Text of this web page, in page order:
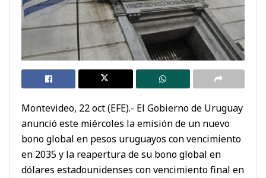
Montevideo, 22 oct (EFE).- El Gobierno de Uruguay
anunció este miércoles la emisión de un nuevo
bono global en pesos uruguayos con vencimiento
en 2035 y la reapertura de su bono global en
dólares estadounidenses con vencimiento final en